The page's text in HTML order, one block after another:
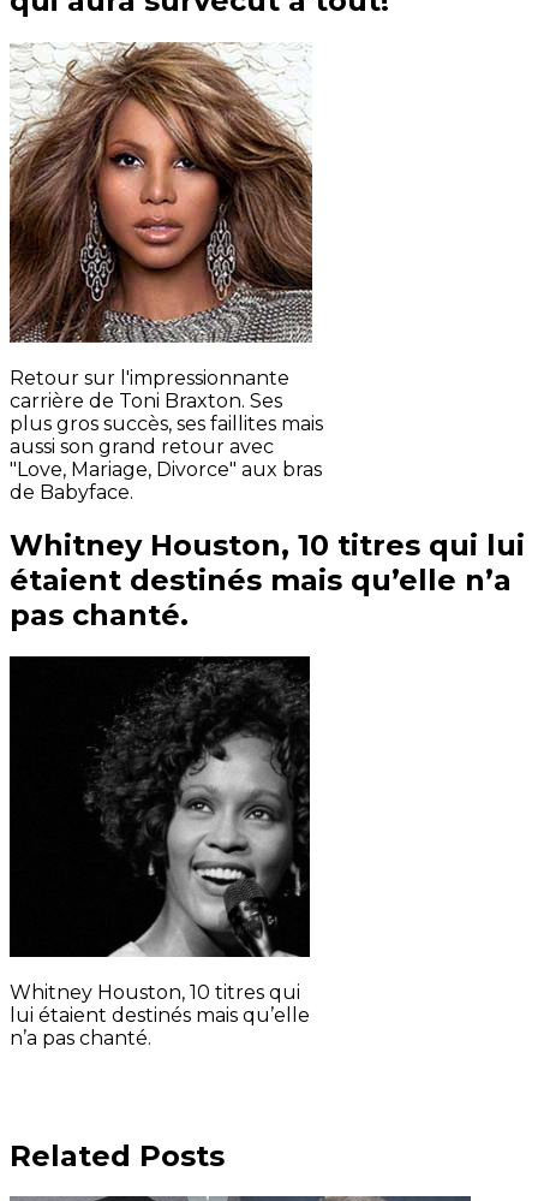
Retour sur l'impressionnante
carrière de Toni Braxton. Ses
plus gros succès, ses faillites mais
aussi son grand retour avec
"Love, Mariage, Divorce" aux bras
de Babyface.
Whitney Houston, 10 titres qui lui
étaient destinés mais qu’elle n’a
pas chanté.
Whitney Houston, 10 titres qui
lui étaient destinés mais qu’elle
n’a pas chanté.
Related Posts